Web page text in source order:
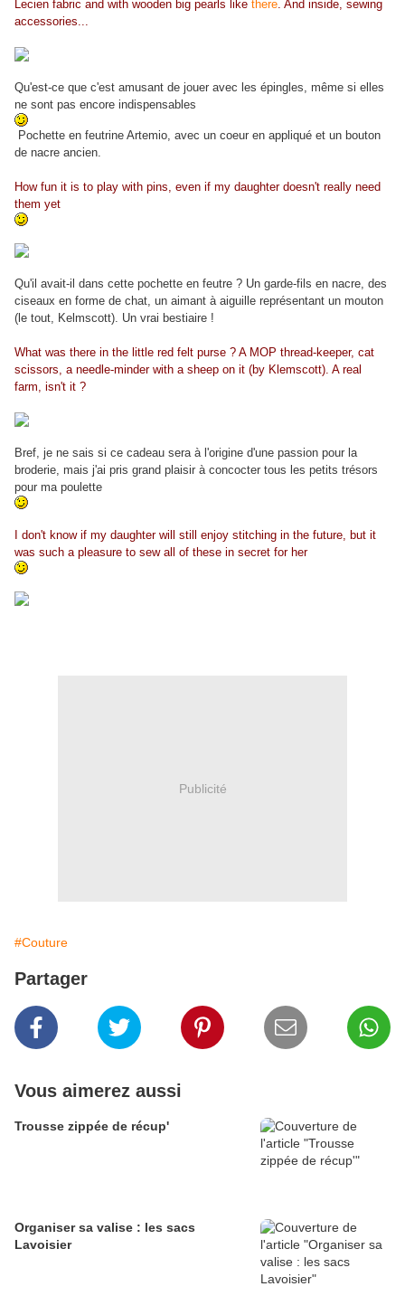
Lecien fabric and with wooden big pearls like there. And inside, sewing
accessories...
Qu'est-ce que c'est amusant de jouer avec les épingles, même si elles
ne sont pas encore indispensables
Pochette en feutrine Artemio, avec un coeur en appliqué et un bouton
de nacre ancien.
How fun it is to play with pins, even if my daughter doesn't really need
them yet
Qu'il avait-il dans cette pochette en feutre ? Un garde-fils en nacre, des
ciseaux en forme de chat, un aimant à aiguille représentant un mouton
(le tout, Kelmscott). Un vrai bestiaire !
What was there in the little red felt purse ? A MOP thread-keeper, cat
scissors, a needle-minder with a sheep on it (by Klemscott). A real
farm, isn't it ?
Bref, je ne sais si ce cadeau sera à l'origine d'une passion pour la
broderie, mais j'ai pris grand plaisir à concocter tous les petits trésors
pour ma poulette
I don't know if my daughter will still enjoy stitching in the future, but it
was such a pleasure to sew all of these in secret for her
Publicité
#Couture
Partager
Vous aimerez aussi
Trousse zippée de récup'
Organiser sa valise : les sacs
Lavoisier